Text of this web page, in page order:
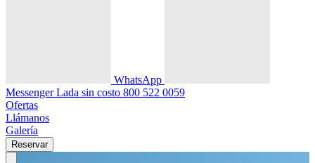
WhatsApp
MessengerLada sin costo 800 522 0059
Ofertas
Llámanos
Galería
Reservar